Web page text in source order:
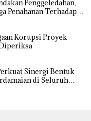
Penggeledahan,
Penahanan Terhadap
Korupsi Proyek
Sinergi Bentuk
di Seluruh